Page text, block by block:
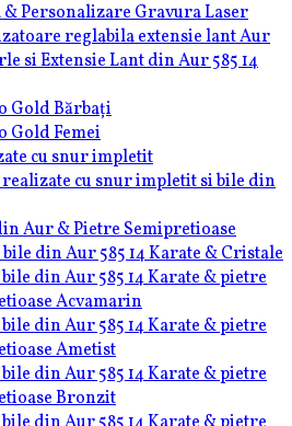
Personalizare Gravura Laser
reglabila extensie lant Aur
si Extensie Lant din Aur 585 14
Gold Bărbați
Gold Femei
cu snur impletit
cu snur impletit si bile din
Aur & Pietre Semipretioase
din Aur 585 14 Karate & Cristale
din Aur 585 14 Karate & pietre
Acvamarin
din Aur 585 14 Karate & pietre
Ametist
din Aur 585 14 Karate & pietre
Bronzit